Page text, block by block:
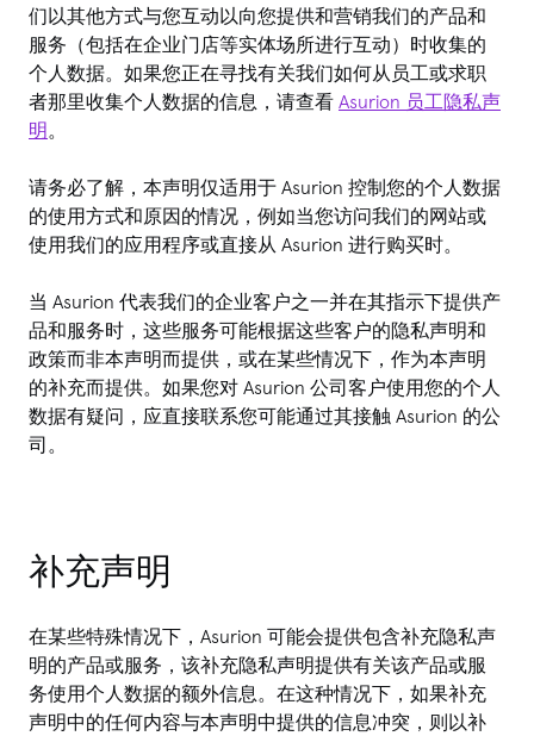
们以其他方式与您互动以向您提供和营销我们的产品和
服务（包括在企业门店等实体场所进行互动）时收集的
个人数据。如果您正在寻找有关我们如何从员工或求职
者那里收集个人数据的信息，请查看 Asurion 员工隐私声
明。
请务必了解，本声明仅适用于 Asurion 控制您的个人数据
的使用方式和原因的情况，例如当您访问我们的网站或
使用我们的应用程序或直接从 Asurion 进行购买时。
当 Asurion 代表我们的企业客户之一并在其指示下提供产
品和服务时，这些服务可能根据这些客户的隐私声明和
政策而非本声明而提供，或在某些情况下，作为本声明
的补充而提供。如果您对 Asurion 公司客户使用您的个人
数据有疑问，应直接联系您可能通过其接触 Asurion 的公
司。
补充声明
在某些特殊情况下，Asurion 可能会提供包含补充隐私声
明的产品或服务，该补充隐私声明提供有关该产品或服
务使用个人数据的额外信息。在这种情况下，如果补充
声明中的任何内容与本声明中提供的信息冲突，则以补